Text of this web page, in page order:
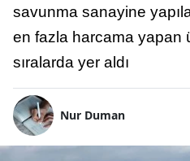
savunma sanayine
en fazla harcama yapan
sıralarda yer aldı
Nur Duman